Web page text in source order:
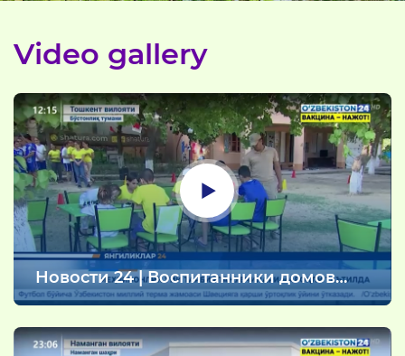
Video gallery
Новости 24 | Воспитанники домов
Мехрибонлик на увлекательных